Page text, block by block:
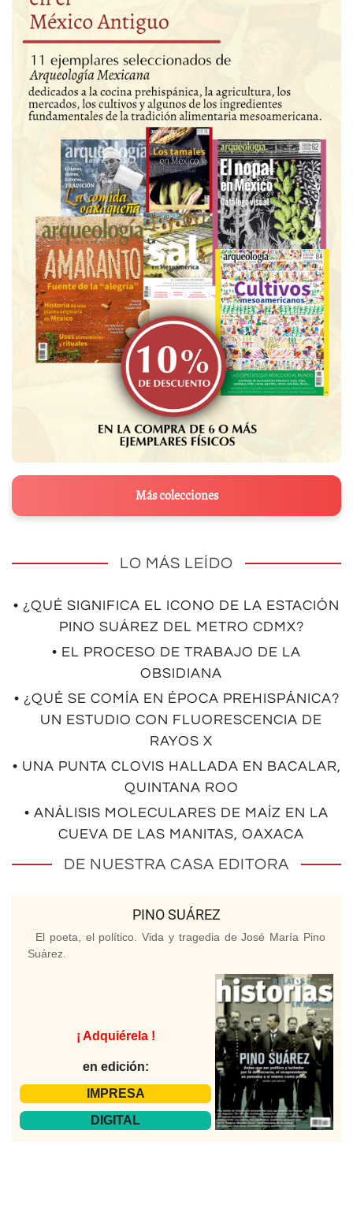
Más colecciones
LO MÁS LEÍDO
• ¿QUÉ SIGNIFICA EL ICONO DE LA ESTACIÓN
PINO SUÁREZ DEL METRO CDMX?
• EL PROCESO DE TRABAJO DE LA
OBSIDIANA
• ¿QUÉ SE COMÍA EN ÉPOCA PREHISPÁNICA?
UN ESTUDIO CON FLUORESCENCIA DE
RAYOS X
• UNA PUNTA CLOVIS HALLADA EN BACALAR,
QUINTANA ROO
• ANÁLISIS MOLECULARES DE MAÍZ EN LA
CUEVA DE LAS MANITAS, OAXACA
DE NUESTRA CASA EDITORA
PINO SUÁREZ
El poeta, el político. Vida y tragedia de José María Pino
Suárez.
¡ Adquiérela !
en edición:
IMPRESA
DIGITAL